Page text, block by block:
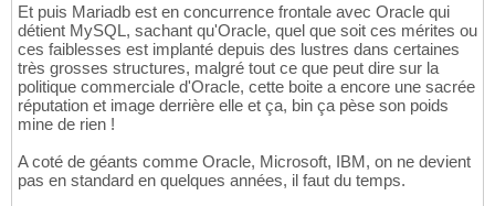
Et puis Mariadb est en concurrence frontale avec Oracle qui
détient MySQL, sachant qu'Oracle, quel que soit ces mérites ou
ces faiblesses est implanté depuis des lustres dans certaines
très grosses structures, malgré tout ce que peut dire sur la
politique commerciale d'Oracle, cette boite a encore une sacrée
réputation et image derrière elle et ça, bin ça pèse son poids
mine de rien !
A coté de géants comme Oracle, Microsoft, IBM, on ne devient
pas en standard en quelques années, il faut du temps.